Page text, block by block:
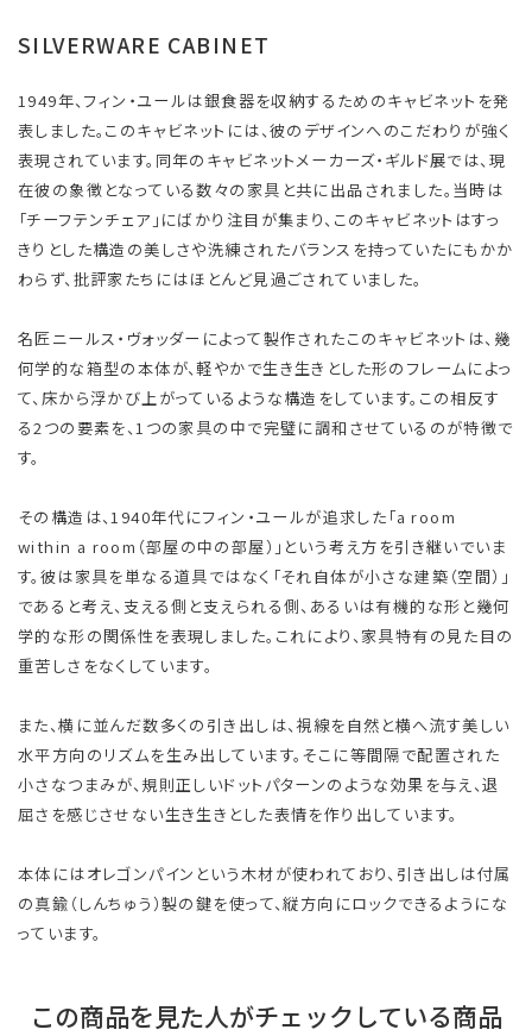
SILVERWARE CABINET
1949年、フィン・ユールは銀食器を収納するためのキャビネットを発
表しました。このキャビネットには、彼のデザインへのこだわりが強く
表現されています。同年のキャビネットメーカーズ・ギルド展では、現
在彼の象徴となっている数々の家具と共に出品されました。当時は
「チーフテンチェア」にばかり注目が集まり、このキャビネットはすっ
きりとした構造の美しさや洗練されたバランスを持っていたにもかか
わらず、批評家たちにはほとんど見過ごされていました。
名匠ニールス・ヴォッダーによって製作されたこのキャビネットは、幾
何学的な箱型の本体が、軽やかで生き生きとした形のフレームによっ
て、床から浮かび上がっているような構造をしています。この相反す
る2つの要素を、1つの家具の中で完璧に調和させているのが特徴で
す。
その構造は、1940年代にフィン・ユールが追求した「a room
within a room（部屋の中の部屋）」という考え方を引き継いでいま
す。彼は家具を単なる道具ではなく「それ自体が小さな建築（空間）」
であると考え、支える側と支えられる側、あるいは有機的な形と幾何
学的な形の関係性を表現しました。これにより、家具特有の見た目の
重苦しさをなくしています。
また、横に並んだ数多くの引き出しは、視線を自然と横へ流す美しい
水平方向のリズムを生み出しています。そこに等間隔で配置された
小さなつまみが、規則正しいドットパターンのような効果を与え、退
屈さを感じさせない生き生きとした表情を作り出しています。
本体にはオレゴンパインという木材が使われており、引き出しは付属
の真鍮（しんちゅう）製の鍵を使って、縦方向にロックできるようにな
っています。
この商品を見た人がチェックしている商品